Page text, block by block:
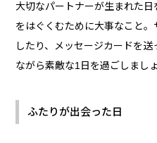
大切なパートナーが生まれた
をはぐくむために大事なこと
したり、メッセージカードを
ながら素敵な1日を過ごしましょ
ふたりが出会った日